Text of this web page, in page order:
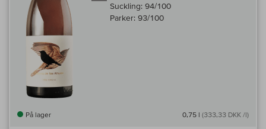
Suckling: 94/100
Parker: 93/100
På lager 0,75 l (333,33 DKK /l)